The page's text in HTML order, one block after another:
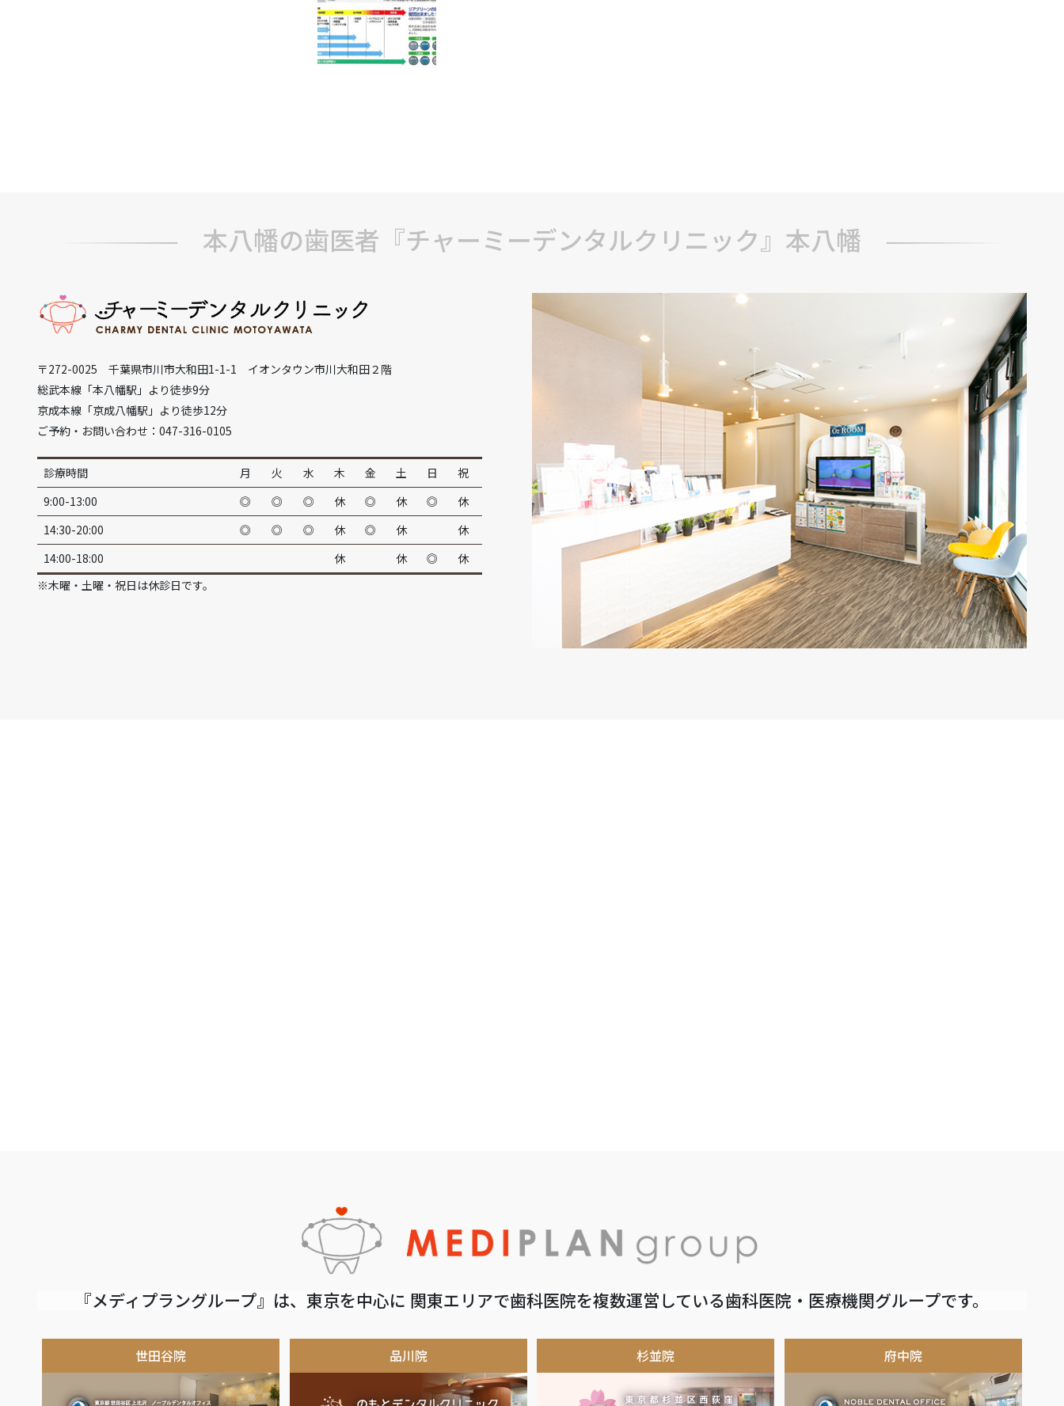
本八幡の歯医者『チャーミーデンタルクリニック』本八幡
〒272-0025 千葉県市川市大和田1-1-1 イオンタウン市川大和田２階
総武本線「本八幡駅」より徒歩9分
京成本線「京成八幡駅」より徒歩12分
ご予約・お問い合わせ：047-316-0105
診療時間 月 火 水 木 金 土 日
祝
9:00-13:00
◎ ◎ ◎ 休 ◎ 休 ◎
休
14:30-20:00
◎ ◎ ◎ 休 ◎ 休
休
14:00-18:00
休 休 ◎
休
※木曜・土曜・祝日は休診日です。
『メディプラングループ』は、東京を中心に 関東エリアで歯科医院を複数運営している歯科医院・医療機関グループです。
世田谷院 品川院 杉並院 府中院